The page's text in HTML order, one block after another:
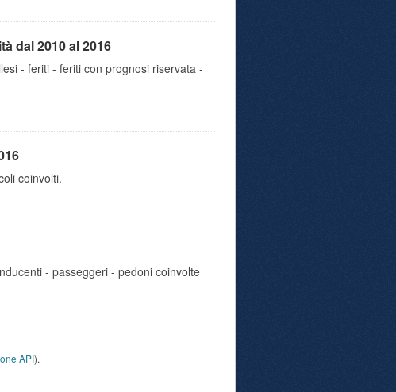
dal 2010 al 2016
- feriti - feriti con prognosi riservata -
coinvolti.
- passeggeri - pedoni coinvolte
API).